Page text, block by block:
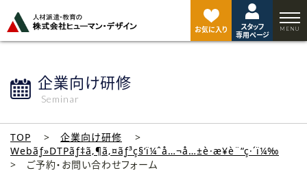
お気に入り
スタッフ
専用ページ
企業向け研修
Seminar
TOP
企業向け研修
Webãƒ»DTPãƒ‡ã‚¶ã‚¤ãƒ³ç§‘ï¼ˆå…¬å…±è·æ¥­è¨“ç·´ï¼‰
ご予約・お問い合わせフォーム
ジ
ト